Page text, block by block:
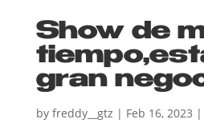
Show de
gran
by freddy__gtz | Feb 16, 2023 |